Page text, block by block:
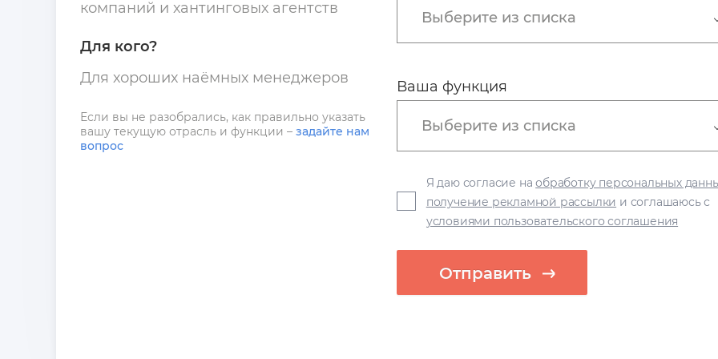
компаний и хантинговых агентств
Для кого?
Для хороших наёмных менеджеров
Если вы не разобрались, как правильно указать
вашу текущую отрасль и функции – задайте нам
вопрос
Выберите из списка
Ваша функция
Выберите из списка
Я даю согласие наобработку персональных
получение рекламной рассылки и соглашаюсь с
условиями пользовательского соглашения
Отправить